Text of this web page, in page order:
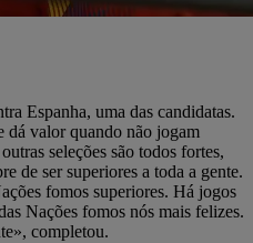
Espanha, uma das candidatas.
dá valor quando não jogam
seleções são todos fortes,
de ser superiores a toda a gente.
fomos superiores. Há jogos
Nações fomos nós mais felizes.
completou.